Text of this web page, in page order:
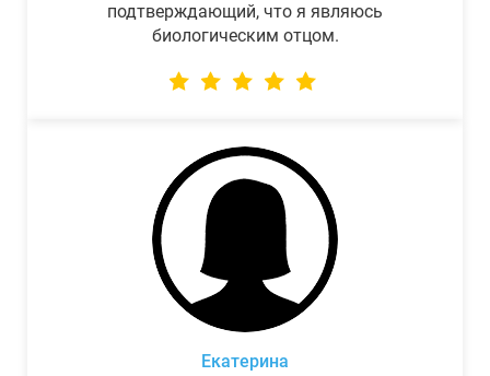
подтверждающий, что я являюсь
биологическим отцом.
Екатерина